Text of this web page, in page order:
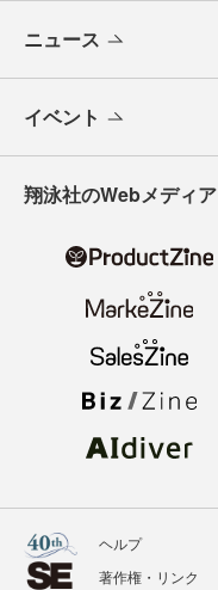
ニュース
イベント
翔泳社のWebメディア
ヘルプ
著作権・リンク